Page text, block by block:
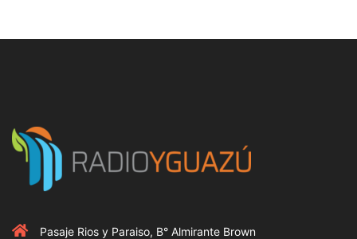
Pasaje Rios y Paraiso, B° Almirante Brown